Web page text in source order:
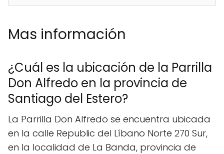
Mas información
¿Cuál es la ubicación de la Parrilla
Don Alfredo en la provincia de
Santiago del Estero?
La Parrilla Don Alfredo se encuentra ubicada
en la calle Republic del Líbano Norte 270 Sur,
en la localidad de La Banda, provincia de